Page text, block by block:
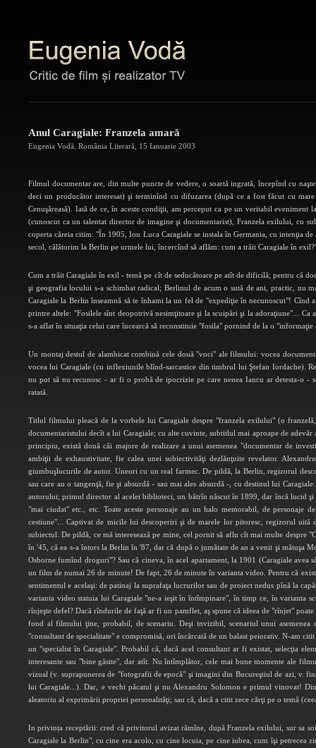
Anul Caragiale: Franzela amară
Eugenia Vodă România Literară 15 Ianuarie 2003
Filmul documentar are, din multe puncte de vedere, o soartă ingrată, începînd cu
deci un producător interesat) şi terminînd cu difuzarea (după ce a fost făcut cu
Cenuşăreasă). Iată de ce, în aceste condiţii, am perceput ca pe un veritabil
(cunoscut ca un talentat director de imagine şi documentarist), Franzela exilului, cu
coperta căreia citim: "În 1905, Ion Luca Caragiale se instala în Germania, cu intenţia
secol, călătorim la Berlin pe urmele lui, încercînd să aflăm: cum a trăit Caragiale în
Cum a trăit Caragiale în exil - temă pe cît de seducătoare pe atît de dificilă; pentru că
şi geografia locului s-a schimbat radical; Berlinul de acum o sută de ani, practic, nu
Caragiale la Berlin înseamnă să te înhami la un fel de "expediţie în necunoscut"!
printre altele: "Fosilele sînt deopotrivă nesimţitoare şi la scuipări şi la adoraţiune"...
s-a aflat în situaţia celui care încearcă să reconstituie "fosila" pornind de la o
Un montaj destul de alambicat combină cele două "voci" ale filmului: vocea
vocea lui Caragiale (cu inflexiunile blînd-sarcastice din timbrul lui Ştefan Iordache).
nu pot să nu recunosc - ar fi o probă de ipocrizie pe care nenea Iancu ar detesta-o
ratată.
Titlul filmului pleacă de la vorbele lui Caragiale despre "franzela exilului" (o
documentaristului decît a lui Caragiale; cu alte cuvinte, subtitlul mai aproape de
principiu, există două căi majore de realizare a unui asemenea "documentar de
ambiţii de exhaustivitate, fie calea unei subiectivităţi dezlănţuite revelator.
giumbuşlucurile de autor. Uneori cu un real farmec. De pildă, la Berlin, regizorul
sau care au o tangenţă, fie şi absurdă - sau mai ales absurdă -, cu destinul lui
autorului; primul director al acelei biblioteci, un bătrîn născut în 1899, dar încă lucid
"mai ciudat" etc., etc. Toate aceste personaje au un halo memorabil, de
cestiune"... Captivat de micile lui descoperiri şi de marele lor pitoresc, regizorul
subiectul. De pildă, ce mă interesează pe mine, cel pornit să aflu cît mai multe despre
în '45, că ea s-a întors la Berlin în '87, dar că după o jumătate de an a venit şi mătuşa
Osborne fumînd droguri"? Sau că cineva, în acel apartament, la 1901 (Caragiale avea
un film de numai 26 de minute! De fapt, 26 de minute în varianta video. Pentru că
sentimentul e acelaşi: de patinaj la suprafaţa lucrurilor sau de proiect nedus pînă la
varianta video statuia lui Caragiale "ne-a ieşit în întîmpinare", în timp ce, în varianta
rînjeşte defel? Dacă rîndurile de faţă ar fi un pamflet, aş spune că ideea de "rînjet"
fond al filmului ţine, probabil, de scenariu. Deşi invizibil, scenariul unui
"consultant de specialitate" e compromisă, ori încărcată de un balast peiorativ. N-am
un "specialist în Caragiale". Probabil că, dacă acel consultant ar fi existat, selecţia
interesante sau "bine găsite", dar atît. Nu întîmplător, cele mai bune momente ale
vizual (v. suprapunerea de "fotografii de epocă" şi imagini din Bucureştiul de azi, v.
lui Caragiale...). Dar, e vechi păcatul şi nu Alexandru Solomon e primul vinovat!
aleatoriu al exprimării propriei personalităţi; sau că, dacă a citit zece cărţi pe o temă
In privința receptării: cred că privitorul avizat rămîne, după Franzela exilului, sur sa
Caragiale la Berlin", cu cine era acolo, cu cine locuia, pe cine iubea, cum îşi petrecea